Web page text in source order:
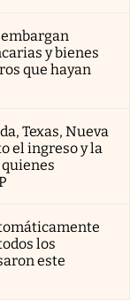
y bienes
que hayan
Texas, Nueva
el ingreso y la
los
este